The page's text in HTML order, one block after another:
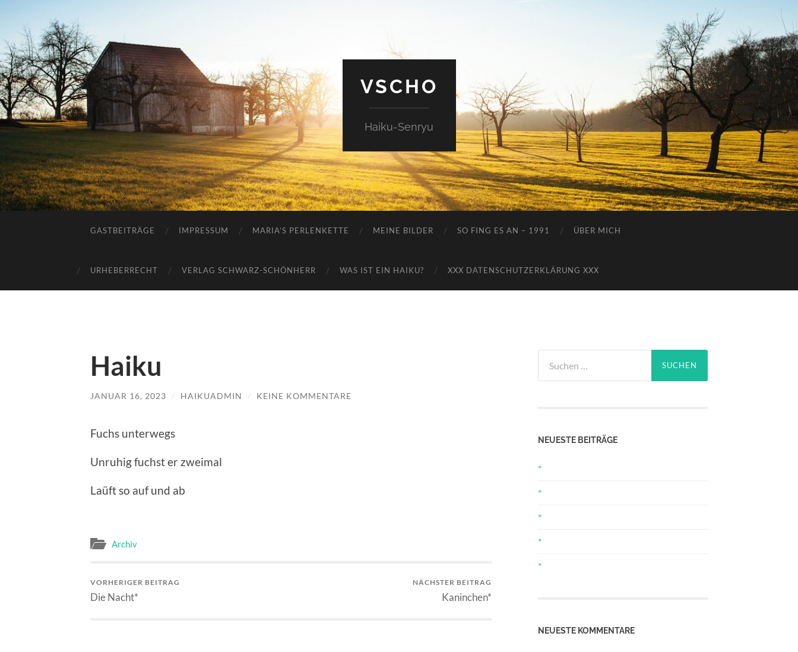
VSCHO
Haiku-Senryu
GASTBEITRÄGE IMPRESSUM MARIA’S PERLENKETTE MEINE BILDER SO FING ES AN – 1991 ÜBER MICH
URHEBERRECHT VERLAG SCHWARZ-SCHÖNHERR WAS IST EIN HAIKU? XXX DATENSCHUTZERKLÄRUNG XXX
Haiku
JANUAR 16, 2023 / HAIKUADMIN / KEINE KOMMENTARE
Fuchs unterwegs
Unruhig fuchst er zweimal
Laüft so auf und ab
Archiv
VORHERIGER BEITRAG
Die Nacht*
NÄCHSTER BEITRAG
Kaninchen*
nach:
NEUESTE BEITRÄGE
*
*
*
*
*
NEUESTE KOMMENTARE